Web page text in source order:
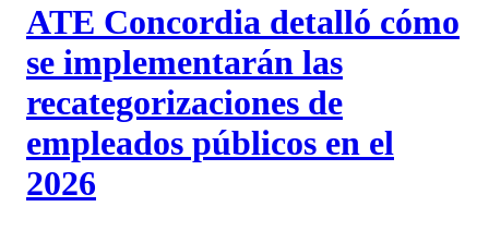
ATE Concordia detalló cómo
se implementarán las
recategorizaciones de
empleados públicos en el
2026